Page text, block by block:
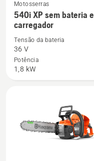
Ver
mais
detalhes
sobre
540i
XP
Motosserras
540i XP sem bateria e
carregador
Tensão da bateria
36 V
Potência
1,8 kW